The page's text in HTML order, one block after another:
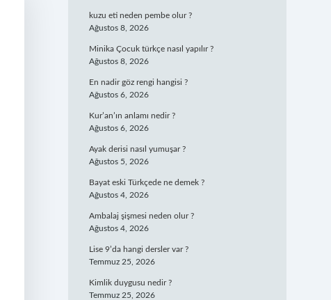
kuzu eti neden pembe olur ?
Ağustos 8, 2026
Minika Çocuk türkçe nasıl yapılır ?
Ağustos 8, 2026
En nadir göz rengi hangisi ?
Ağustos 6, 2026
Kur’an’ın anlamı nedir ?
Ağustos 6, 2026
Ayak derisi nasıl yumuşar ?
Ağustos 5, 2026
Bayat eski Türkçede ne demek ?
Ağustos 4, 2026
Ambalaj şişmesi neden olur ?
Ağustos 4, 2026
Lise 9’da hangi dersler var ?
Temmuz 25, 2026
Kimlik duygusu nedir ?
Temmuz 25, 2026